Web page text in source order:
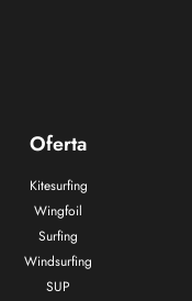
Oferta
Kitesurfing
Wingfoil
Surfing
Windsurfing
SUP